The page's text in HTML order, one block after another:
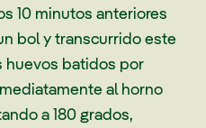
10 minutos anteriores
bol y transcurrido este
huevos batidos por
al horno
a 180 grados,